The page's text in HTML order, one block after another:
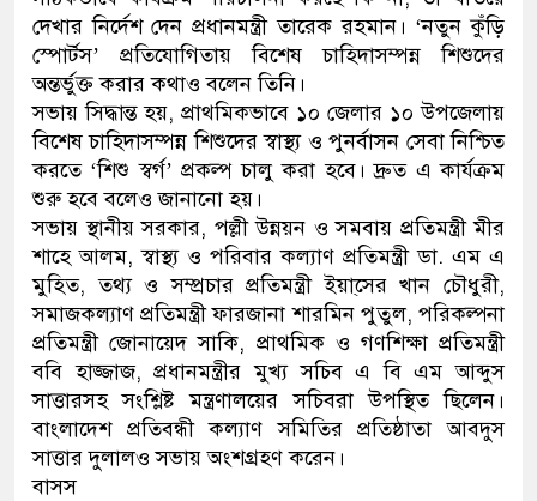
দেখার নির্দেশ দেন প্রধানমন্ত্রী তারেক রহমান। ‘নতুন কুঁড়ি
স্পোর্টস’ প্রতিযোগিতায় বিশেষ চাহিদাসম্পন্ন শিশুদের
অন্তর্ভুক্ত করার কথাও বলেন তিনি।
সভায় সিদ্ধান্ত হয়, প্রাথমিকভাবে ১০ জেলার ১০ উপজেলায়
বিশেষ চাহিদাসম্পন্ন শিশুদের স্বাস্থ্য ও পুনর্বাসন সেবা নিশ্চিত
করতে ‘শিশু স্বর্গ’ প্রকল্প চালু করা হবে। দ্রুত এ কার্যক্রম
শুরু হবে বলেও জানানো হয়।
সভায় স্থানীয় সরকার, পল্লী উন্নয়ন ও সমবায় প্রতিমন্ত্রী মীর
শাহে আলম, স্বাস্থ্য ও পরিবার কল্যাণ প্রতিমন্ত্রী ডা. এম এ
মুহিত, তথ্য ও সম্প্রচার প্রতিমন্ত্রী ইয়া্সের খান চৌধুরী,
সমাজকল্যাণ প্রতিমন্ত্রী ফারজানা শারমিন পুতুল, পরিকল্পনা
প্রতিমন্ত্রী জোনায়েদ সাকি, প্রাথমিক ও গণশিক্ষা প্রতিমন্ত্রী
ববি হাজ্জাজ, প্রধানমন্ত্রীর মুখ্য সচিব এ বি এম আব্দুস
সাত্তারসহ সংশ্লিষ্ট মন্ত্রণালয়ের সচিবরা উপস্থিত ছিলেন।
বাংলাদেশ প্রতিবন্ধী কল্যাণ সমিতির প্রতিষ্ঠাতা আবদুস
সাত্তার দুলালও সভায় অংশগ্রহণ করেন।
বাসস